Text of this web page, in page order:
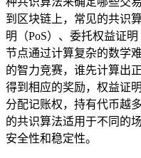
到区块链上，常见的共识
明（PoS）、委托权益证
节点通过计算复杂的数学
的智力竞赛，谁先计算出
得到相应的奖励，权益证
分配记账权，持有代币越
的共识算法适用于不同的
安全性和稳定性。